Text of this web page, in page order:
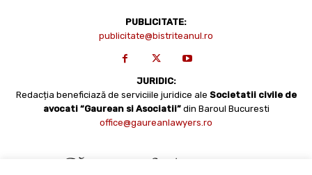
PUBLICITATE:
publicitate@bistriteanul.ro
JURIDIC:
Redacția beneficiază de serviciile juridice ale Societatii civile de
avocati “Gaurean si Asociatii” din Baroul Bucuresti
office@gaureanlawyers.ro